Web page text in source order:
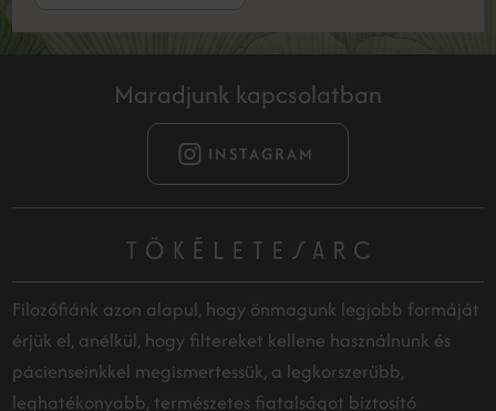
Maradjunk kapcsolatban
INSTAGRAM
Filozófiánk azon alapul, hogy önmagunk legjobb formáját
érjük el, anélkül, hogy filtereket kellene használnunk és
pácienseinkkel megismertessük, a legkorszerűbb,
leghatékonyabb, természetes fiatalságot biztosító